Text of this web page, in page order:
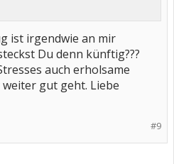
ist irgendwie an mir
Du denn künftig???
auch erholsame
gut geht. Liebe
#9